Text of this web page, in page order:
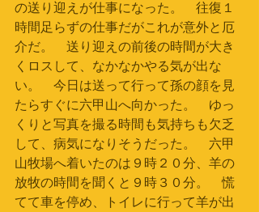
の送り迎えが仕事になった。　往復１
時間足らずの仕事だがこれが意外と厄
介だ。　送り迎えの前後の時間が大き
くロスして、なかなかやる気が出な
い。　今日は送って行って孫の顔を見
たらすぐに六甲山へ向かった。　ゆっ
くりと写真を撮る時間も気持ちも欠乏
して、病気になりそうだった。　六甲
山牧場へ着いたのは９時２０分、羊の
放牧の時間を聞くと９時３０分。　慌
てて車を停め、トイレに行って羊が出